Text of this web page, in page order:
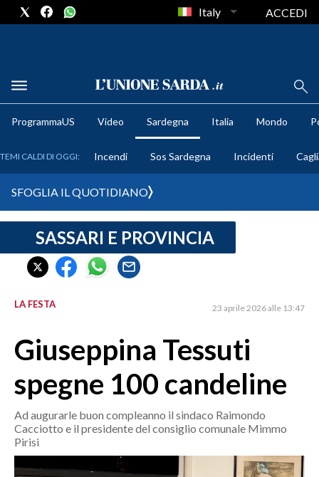
METEO
CRONACA SARDEGNA
CAGLIARI
SULCIS IGLESIENTE
ORISTANO E PROVINCIA
SASSARI E PROVINCIA
GALLURA
NUORO E PROVINCIA
OGLIASTRA
AGENDA
Italy ACCEDI
ProgrammaUS Video Sardegna Italia Mondo
TEMI CALDI DI OGGI: Incendi Sos Sardegna Incidenti
SFOGLIA IL QUOTIDIANO
SASSARI E PROVINCIA
LA FESTA 23 aprile 2026 alle 13:47
Giuseppina Tessuti
spegne 100 candeline
Ad augurarle buon compleanno il sindaco Raimondo
Cacciotto e il presidente del consiglio comunale Mimmo
Pirisi